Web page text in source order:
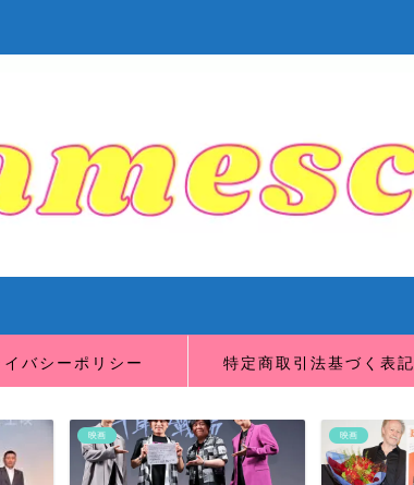
イバシーポリシー 特定商取引法基づく表記
映画 映画